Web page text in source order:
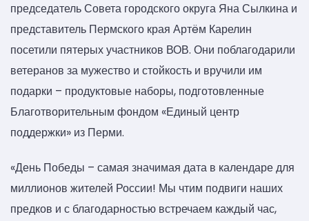
председатель Совета городского округа Яна Сылкина и
представитель Пермского края Артëм Карелин
посетили пятерых участников ВОВ. Они поблагодарили
ветеранов за мужество и стойкость и вручили им
подарки – продуктовые наборы, подготовленные
Благотворительным фондом «Единый центр
поддержки» из Перми.
«День Победы – самая значимая дата в календаре для
миллионов жителей России! Мы чтим подвиги наших
предков и с благодарностью встречаем каждый час,